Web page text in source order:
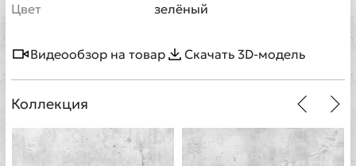
Цвет
зелёный
Видеообзор на товар Скачать 3D-модель
Коллекция